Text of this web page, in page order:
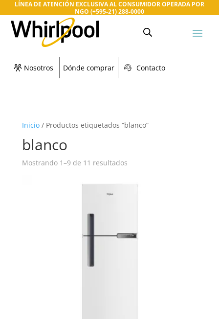
LÍNEA DE ATENCIÓN EXCLUSIVA AL CONSUMIDOR OPERADA POR
NGO (+595-21) 288-0000
Nosotros Dónde comprar Contacto
Inicio/ Productos etiquetados “blanco”
blanco
Mostrando 1–9 de 11 resultados